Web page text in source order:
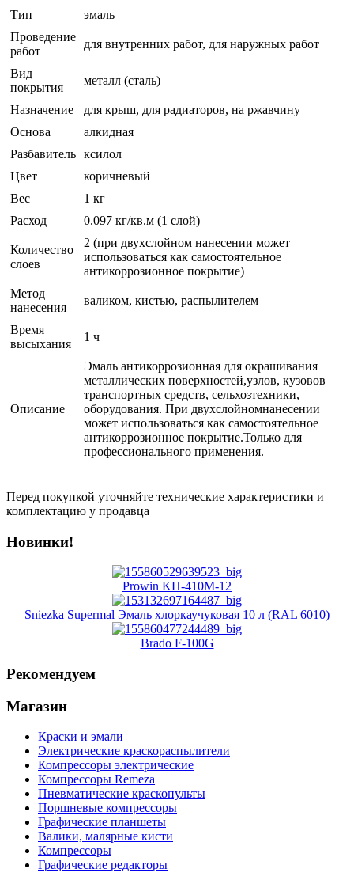
Тип
эмаль
Проведение
работ
для внутренних работ, для наружных работ
Вид
покрытия
металл (сталь)
Назначение
для крыш, для радиаторов, на ржавчину
Основа
алкидная
Разбавитель ксилол
Цвет
коричневый
Вес
1 кг
Расход
0.097 кг/кв.м (1 слой)
Количество
слоев
2 (при двухслойном нанесении может
использоваться как самостоятельное
антикоррозионное покрытие)
Метод
нанесения
валиком, кистью, распылителем
Время
высыхания
1 ч
Описание
Эмаль антикоррозионная для окрашивания
металлических поверхностей,узлов, кузовов
транспортных средств, сельхозтехники,
оборудования. При двухслойномнанесении
может использоваться как самостоятельное
антикоррозионное покрытие.Только для
профессионального применения.
Перед покупкой уточняйте технические характеристики и
комплектацию у продавца
Новинки!
Prowin KH-410M-12
Sniezka Supermal Эмаль хлоркаучуковая 10 л (RAL 6010)
Brado F-100G
Рекомендуем
Магазин
Краски и эмали
Электрические краскораспылители
Компрессоры электрические
Компрессоры Remeza
Пневматические краскопульты
Поршневые компрессоры
Графические планшеты
Валики, малярные кисти
Компрессоры
Графические редакторы